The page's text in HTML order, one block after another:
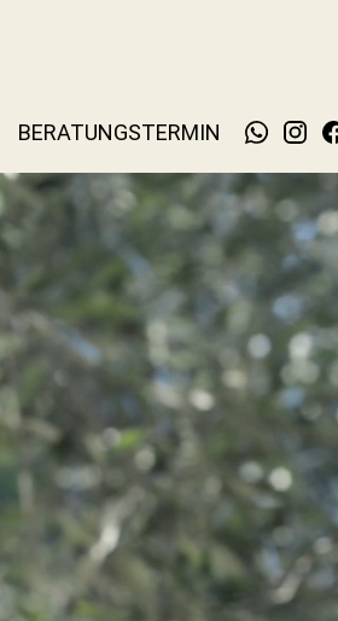
BERATUNGSTERMIN